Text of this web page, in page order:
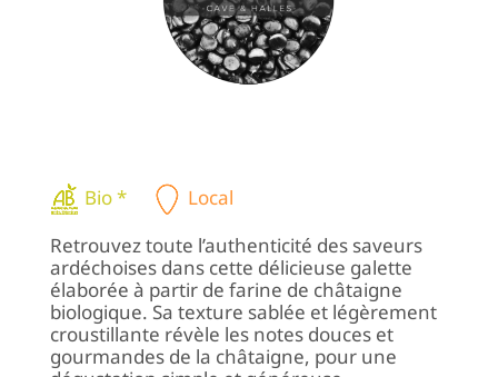
Bio *
Local
Retrouvez toute l’authenticité des saveurs
ardéchoises dans cette délicieuse galette
élaborée à partir de farine de châtaigne
biologique. Sa texture sablée et légèrement
croustillante révèle les notes douces et
gourmandes de la châtaigne, pour une